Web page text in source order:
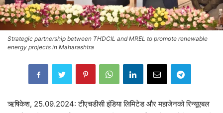
Strategic partnership between THDCIL and MREL to promote renewable
energy projects in Maharashtra
ऋषिकेश, 25.09.2024: टीएचडीसी इंडिया लिमिटेड और महाजेनको रिन्यूएबल